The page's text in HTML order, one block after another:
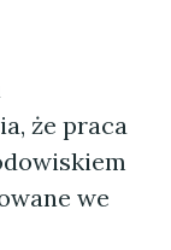
że praca
we